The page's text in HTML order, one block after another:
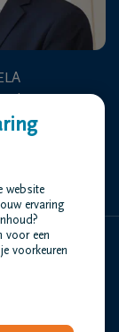
website
ervaring
voor een
voorkeuren